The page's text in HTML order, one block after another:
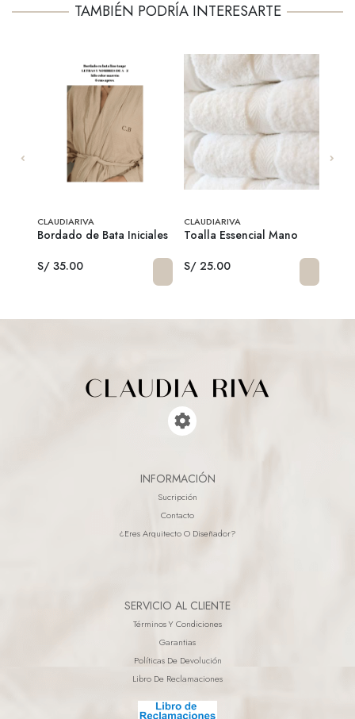
TAMBIÉN PODRÍA INTERESARTE
CLAUDIARIVA
Bordado de Bata Iniciales
S/ 35.00
CLAUDIARIVA
Toalla Essencial Mano
S/ 25.00
INFORMACIÓN
Sucripción
Contacto
¿eres Arquitecto O Diseñador?
SERVICIO AL CLIENTE
Términos Y Condiciones
Garantias
Políticas De Devolución
Libro De Reclamaciones